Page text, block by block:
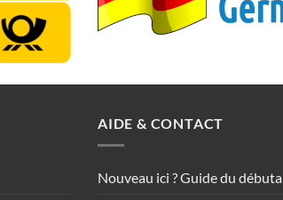
AIDE & CONTACT
Nouveau ici ? Guide du